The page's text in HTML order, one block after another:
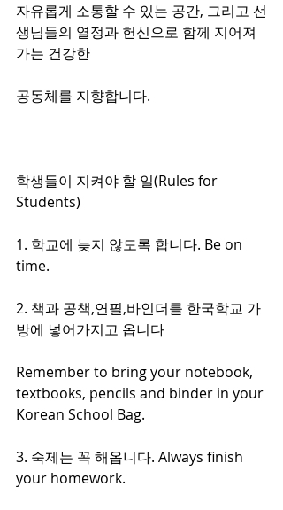
자유롭게 소통할 수 있는 공간, 그리고 선
생님들의 열정과 헌신으로 함께 지어져
가는 건강한
공동체를 지향합니다.
학생들이 지켜야 할 일(Rules for
Students)
1. 학교에 늦지 않도록 합니다. Be on
time.
2. 책과 공책,연필,바인더를 한국학교 가
방에 넣어가지고 옵니다
Remember to bring your notebook,
textbooks, pencils and binder in your
Korean School Bag.
3. 숙제는 꼭 해옵니다. Always finish
your homework.